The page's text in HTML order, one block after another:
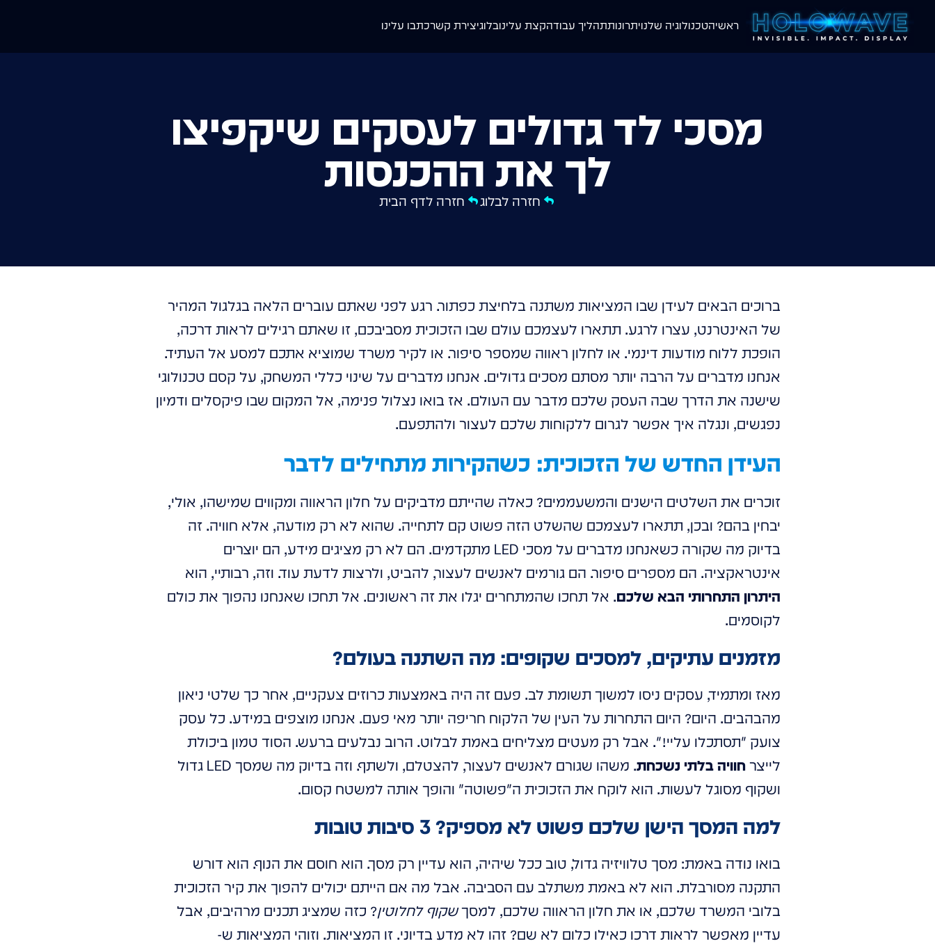
ראשיהטכנולוגיה שלנויתרונותתהליך עבודהקצת עלינובלוגיצירת קשרכתבו עלינו
מסכי לד גדולים לעסקים שיקפיצו
לך את ההכנסות
חזרה לבלוג חזרה לדף הבית
ברוכים הבאים לעידן שבו המציאות משתנה בלחיצת כפתור. רגע לפני שאתם עוברים הלאה בגלגול המהיר
של האינטרנט, עצרו לרגע. תתארו לעצמכם עולם שבו הזכוכית מסביבכם, זו שאתם רגילים לראות דרכה,
הופכת ללוח מודעות דינמי. או לחלון ראווה שמספר סיפור. או לקיר משרד שמוציא אתכם למסע אל העתיד.
אנחנו מדברים על הרבה יותר מסתם מסכים גדולים. אנחנו מדברים על שינוי כללי המשחק, על קסם טכנולוגי
שישנה את הדרך שבה העסק שלכם מדבר עם העולם. אז בואו נצלול פנימה, אל המקום שבו פיקסלים ודמיון
נפגשים, ונגלה איך אפשר לגרום ללקוחות שלכם לעצור ולהתפעם.
העידן החדש של הזכוכית: כשהקירות מתחילים לדבר
זוכרים את השלטים הישנים והמשעממים? כאלה שהייתם מדביקים על חלון הראווה ומקווים שמישהו, אולי,
יבחין בהם? ובכן, תתארו לעצמכם שהשלט הזה פשוט קם לתחייה. שהוא לא רק מודעה, אלא חוויה. זה
בדיוק מה שקורה כשאנחנו מדברים על מסכי LED מתקדמים. הם לא רק מציגים מידע, הם יוצרים
אינטראקציה. הם מספרים סיפור. הם גורמים לאנשים לעצור, להביט, ולרצות לדעת עוד. וזה, רבותיי, הוא
היתרון התחרותי הבא שלכם. אל תחכו שהמתחרים יגלו את זה ראשונים. אל תחכו שאנחנו נהפוך את כולם
לקוסמים.
מזמנים עתיקים, למסכים שקופים: מה השתנה בעולם?
מאז ומתמיד, עסקים ניסו למשוך תשומת לב. פעם זה היה באמצעות כרוזים צעקניים, אחר כך שלטי ניאון
מהבהבים. היום? היום התחרות על העין של הלקוח חריפה יותר מאי פעם. אנחנו מוצפים במידע. כל עסק
צועק "תסתכלו עליי!". אבל רק מעטים מצליחים באמת לבלוט. הרוב נבלעים ברעש. הסוד טמון ביכולת
לייצרחוויה בלתי נשכחת
. משהו שגורם לאנשים לעצור, להצטלם, ולשתף. וזה בדיוק מה שמסך LED גדול
ושקוף מסוגל לעשות. הוא לוקח את הזכוכית ה"פשוטה" והופך אותה למשטח קסום.
למה המסך הישן שלכם פשוט לא מספיק? 3 סיבות טובות
בואו נודה באמת: מסך טלוויזיה גדול, טוב ככל שיהיה, הוא עדיין רק מסך. הוא חוסם את הנוף. הוא דורש
התקנה מסורבלת. הוא לא באמת משתלב עם הסביבה. אבל מה אם הייתם יכולים להפוך את קיר הזכוכית
בלובי המשרד שלכם, או את חלון הראווה שלכם, למסךשקוף לחלוטין? כזה שמציג תכנים מרהיבים, אבל
עדיין מאפשר לראות דרכו כאילו כלום לא שם? זהו לא מדע בדיוני. זו המציאות. וזוהי המציאות ש-